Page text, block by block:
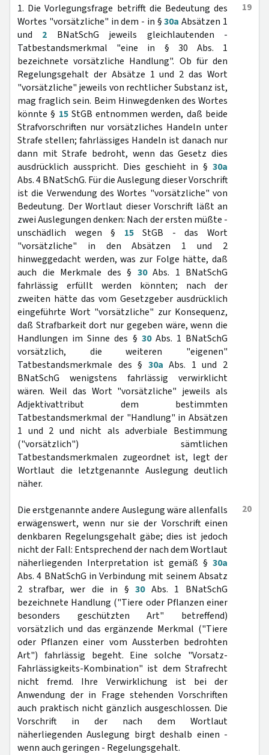
19
1. Die Vorlegungsfrage betrifft die Bedeutung des
Wortes "vorsätzliche" in dem - in §30a Absätzen 1
und 2 BNatSchG jeweils gleichlautenden -
Tatbestandsmerkmal "eine in § 30 Abs. 1
bezeichnete vorsätzliche Handlung". Ob für den
Regelungsgehalt der Absätze 1 und 2 das Wort
"vorsätzliche" jeweils von rechtlicher Substanz ist,
mag fraglich sein. Beim Hinwegdenken des Wortes
könnte § 15StGB entnommen werden, daß beide
Strafvorschriften nur vorsätzliches Handeln unter
Strafe stellen; fahrlässiges Handeln ist danach nur
dann mit Strafe bedroht, wenn das Gesetz dies
ausdrücklich ausspricht. Dies geschieht in § 30a
Abs. 4 BNatSchG. Für die Auslegung dieser Vorschrift
ist die Verwendung des Wortes "vorsätzliche" von
Bedeutung. Der Wortlaut dieser Vorschrift läßt an
zwei Auslegungen denken: Nach der ersten müßte -
unschädlich wegen § 15StGB - das Wort
"vorsätzliche" in den Absätzen 1 und 2
hinweggedacht werden, was zur Folge hätte, daß
auch die Merkmale des § 30Abs. 1 BNatSchG
fahrlässig erfüllt werden könnten; nach der
zweiten hätte das vom Gesetzgeber ausdrücklich
eingeführte Wort "vorsätzliche" zur Konsequenz,
daß Strafbarkeit dort nur gegeben wäre, wenn die
Handlungen im Sinne des § 30Abs. 1 BNatSchG
vorsätzlich, die weiteren "eigenen"
Tatbestandsmerkmale des § 30a Abs. 1 und 2
BNatSchG wenigstens fahrlässig verwirklicht
wären. Weil das Wort "vorsätzliche" jeweils als
Adjektivattribut dem bestimmten
Tatbestandsmerkmal der "Handlung" in Absätzen
1 und 2 und nicht als adverbiale Bestimmung
("vorsätzlich") sämtlichen
Tatbestandsmerkmalen zugeordnet ist, legt der
Wortlaut die letztgenannte Auslegung deutlich
näher.
20
Die erstgenannte andere Auslegung wäre allenfalls
erwägenswert, wenn nur sie der Vorschrift einen
denkbaren Regelungsgehalt gäbe; dies ist jedoch
nicht der Fall: Entsprechend der nach dem Wortlaut
näherliegenden Interpretation ist gemäß § 30a
Abs. 4 BNatSchG in Verbindung mit seinem Absatz
2 strafbar, wer die in §30Abs. 1 BNatSchG
bezeichnete Handlung ("Tiere oder Pflanzen einer
besonders geschützten Art" betreffend)
vorsätzlich und das ergänzende Merkmal ("Tiere
oder Pflanzen einer vom Aussterben bedrohten
Art") fahrlässig begeht. Eine solche "Vorsatz-
Fahrlässigkeits-Kombination" ist dem Strafrecht
nicht fremd. Ihre Verwirklichung ist bei der
Anwendung der in Frage stehenden Vorschriften
auch praktisch nicht gänzlich ausgeschlossen. Die
Vorschrift in der nach dem Wortlaut
näherliegenden Auslegung birgt deshalb einen -
wenn auch geringen - Regelungsgehalt.